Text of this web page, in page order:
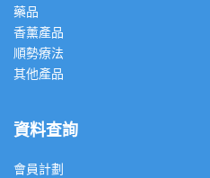
藥品
香薰產品
順勢療法
其他產品
資料查詢
會員計劃